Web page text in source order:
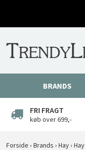
BRANDS
FRI FRAGT
køb over 699,-
Forside ›Brands ›Hay›